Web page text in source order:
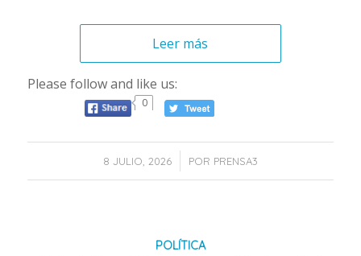
Leer más
Please follow and like us:
0
8 JULIO, 2026
/ POR PRENSA3
POLÍTICA